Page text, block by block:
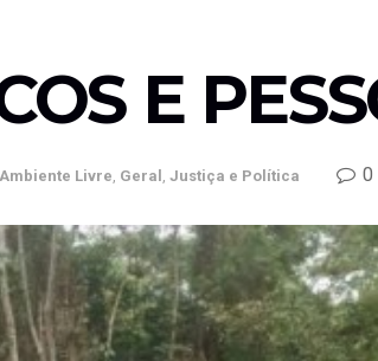
E
Ambiente Livre, Geral , Justiça e Política 0